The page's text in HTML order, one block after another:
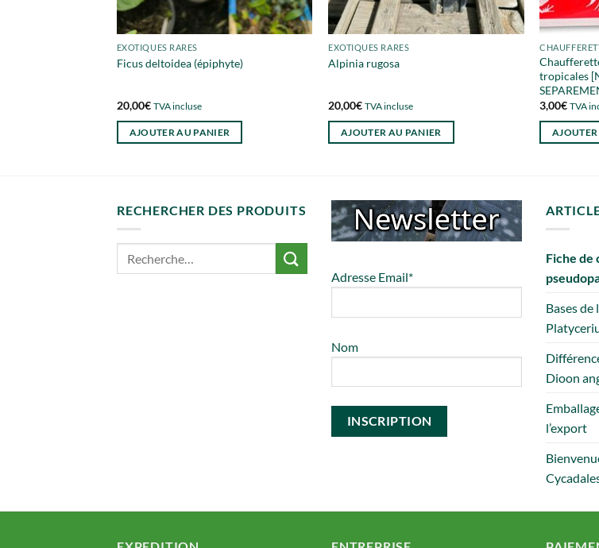
EXOTIQUES RARES
Ficus deltoidea (épiphyte)
20,00€ TVA incluse
AJOUTER AU PANIER
EXOTIQUES RARES
Alpinia rugosa
20,00€ TVA incluse
AJOUTER AU PANIER
tropicales
3,00€ TVA
RECHERCHER DES PRODUITS
Adresse Email*
Nom
Fiche de
Bases
Dioon
l’export